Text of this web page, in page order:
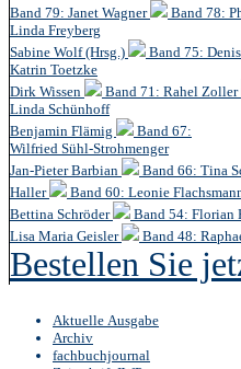
Band 79: Janet Wagner Band 78:
Linda Freyberg
Sabine Wolf (Hrsg.)
Band 75:
Katrin Toetzke
Dirk Wissen
Band 71: Rahel Zoller
Linda Schünhoff
Benjamin Flämig
Band 67:
Wilfried Sühl-Strohmenger
Jan-Pieter Barbian
Band 66: Tina
Haller
Band 60: Leonie
Bettina Schröder
Band 54: Florian
Lisa Maria Geisler
Band 48:
Bestellen Sie
Aktuelle Ausgabe
Archiv
fachbuchjournal